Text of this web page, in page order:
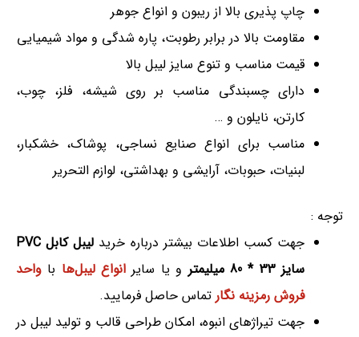
چاپ پذیری بالا از ریبون و انواع جوهر
مقاومت بالا در برابر رطوبت، پاره شدگی و مواد شیمیایی
قیمت مناسب و تنوع سایز لیبل بالا
دارای چسبندگی مناسب بر روی شیشه، فلز، چوب،
کارتن، نایلون و …
مناسب برای انواع صنایع نساجی، پوشاک، خشکبار،
لبنیات، حبوبات، آرایشی و بهداشتی، لوازم التحریر
توجه :
جهت کسب اطلاعات بیشتر درباره خرید
لیبل کابل PVC
سایز 33 * 80 میلیمتر
و یا سایر انواع لیبل‌ها با واحد
فروش رمزینه نگار تماس حاصل فرمایید.
جهت تیراژهای انبوه، امکان طراحی قالب و تولید لیبل در